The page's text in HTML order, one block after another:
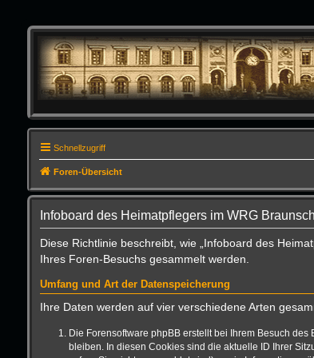
Schnellzugriff
Foren-Übersicht
Infoboard des Heimatpflegers im WRG
Diese Richtlinie beschreibt, wie „Infoboard des
Ihres Foren-Besuchs gesammelt werden.
Umfang und Art der Datenspeicherung
Ihre Daten werden auf vier verschiedene Arten
Die Forensoftware phpBB erstellt bei Ihrem Besuch
bleiben. In diesen Cookies sind die aktuelle ID Ihrer